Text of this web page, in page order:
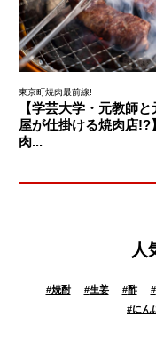
東京町焼肉最前線!
【学芸大学・元教師と
屋が仕掛ける焼肉店!?】
肉...
人
#焼酎 #生姜 #酢 #
#にん